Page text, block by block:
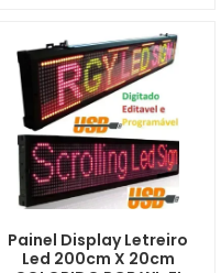
Painel Display Letreiro
Led 200cm X 20cm